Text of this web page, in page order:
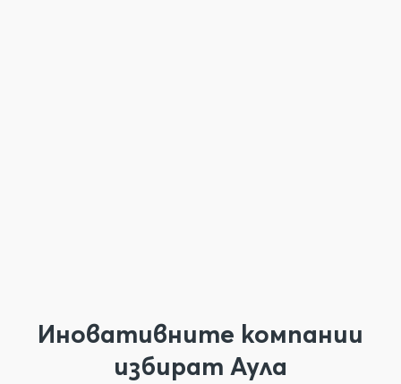
Иновативните компании
избират Аула